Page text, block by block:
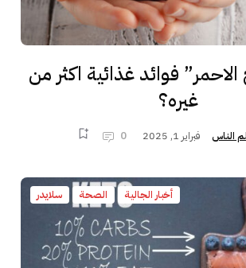
فوائد غذائية اكثر من
غيره؟
الناس فبراير 1, 2025 0
أخبار الجالية الصحة سلايدر